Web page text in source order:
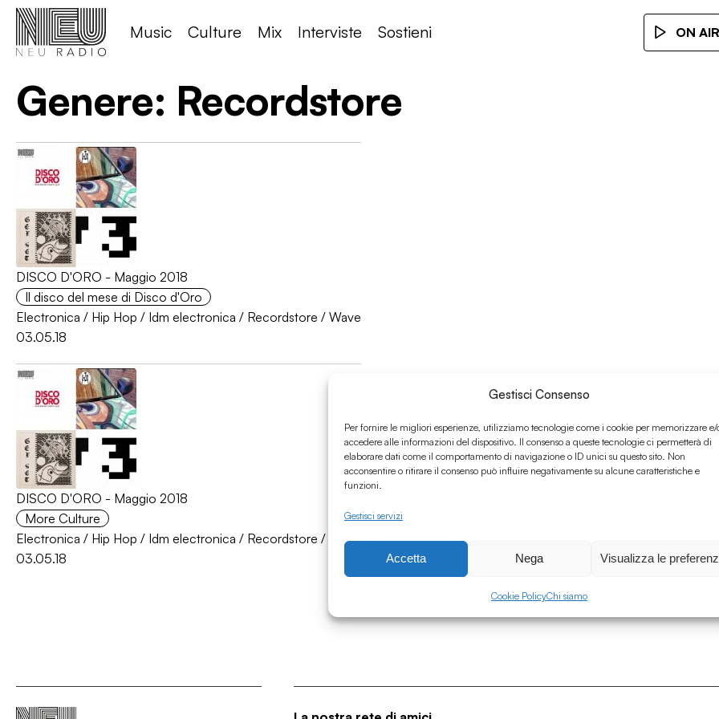
Gestisci Consenso
Per fornire le migliori esperienze, utilizziamo tecnologie come i cookie per memorizzare e/
accedere alle informazioni del dispositivo. Il consenso a queste tecnologie ci permetterà di
elaborare dati come il comportamento di navigazione o ID unici su questo sito. Non
acconsentire o ritirare il consenso può influire negativamente su alcune caratteristiche e
funzioni.
Gestisci servizi
Accetta Nega Visualizza le
Cookie PolicyChi siamo
Music Culture Mix Interviste Sostieni ON
Genere: Recordstore
DISCO D'ORO - Maggio 2018
Il disco del mese di Disco d'Oro
Electronica / Hip Hop / Idm electronica / Recordstore / Wave
03.05.18
DISCO D'ORO - Maggio 2018
More Culture
Electronica / Hip Hop / Idm electronica / Recordstore /
Wave
03.05.18